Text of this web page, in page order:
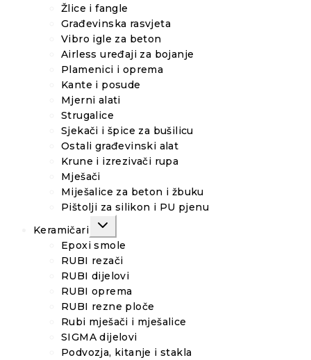
Žlice i fangle
Građevinska rasvjeta
Vibro igle za beton
Airless uređaji za bojanje
Plamenici i oprema
Kante i posude
Mjerni alati
Strugalice
Sjekači i špice za bušilicu
Ostali građevinski alat
Krune i izrezivači rupa
Mješači
Miješalice za beton i žbuku
Pištolji za silikon i PU pjenu
Keramičari
TOGGLE
MENU
Epoxi smole
RUBI rezači
RUBI dijelovi
RUBI oprema
RUBI rezne ploče
Rubi mješači i mješalice
SIGMA dijelovi
Podvozja, kitanje i stakla